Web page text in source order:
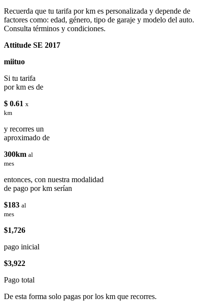
Recuerda que tu tarifa por km es personalizada y depende de
factores como: edad, género, tipo de garaje y modelo del auto.
Consulta términos y condiciones.
Attitude SE 2017
miituo
Si tu tarifa
por km es de
$ 0.61 x
km
y recorres un
aproximado de
300km al
mes
entonces, con nuestra modalidad
de pago por km serían
$183 al
mes
$1,726
pago inicial
$3,922
Pago total
De esta forma solo pagas por los km que recorres.